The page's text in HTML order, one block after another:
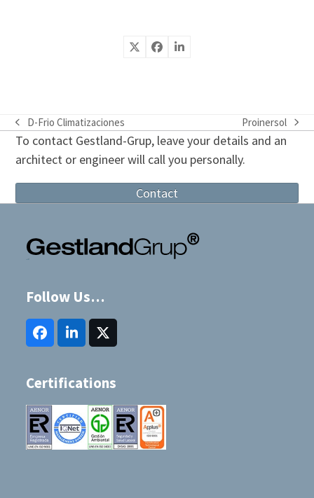
previous
post:
D-Frio Climatizaciones
next
post:
Proinersol
To contact Gestland-Grup, leave your details and an
architect or engineer will call you personally.
Contact
Follow Us…
FacebookLinkedInTwitter
(deprecated)
Certifications